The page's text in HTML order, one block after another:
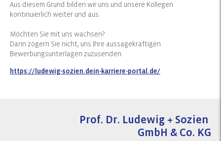
Aus diesem Grund bilden wir uns und unsere Kollegen
kontinuierlich weiter und aus.
Möchten Sie mit uns wachsen?
Dann zögern Sie nicht, uns Ihre aussagekräftigen
Bewerbungsunterlagen zuzusenden.
https://ludewig-sozien.dein-karriere-portal.de/
Prof. Dr. Ludewig + Sozien
GmbH & Co. KG